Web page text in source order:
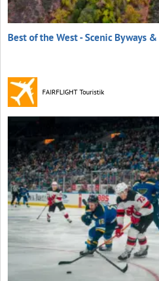
Best of the West - Scenic Byways
FAIRFLIGHT Touristik